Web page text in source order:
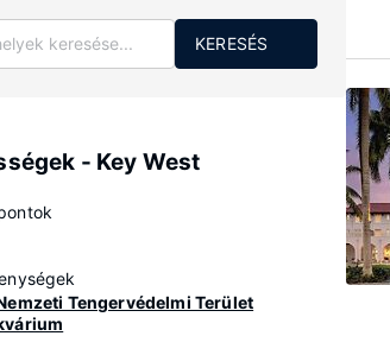
KERESÉS
- Key West
Tengervédelmi Terület